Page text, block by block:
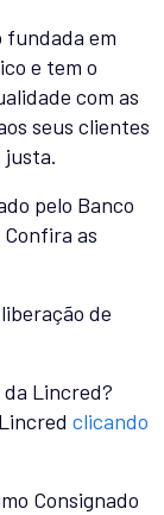
fundada em
e tem o
com as
seus clientes
justa.
pelo Banco
as
de
Lincred?
clicando
Consignado